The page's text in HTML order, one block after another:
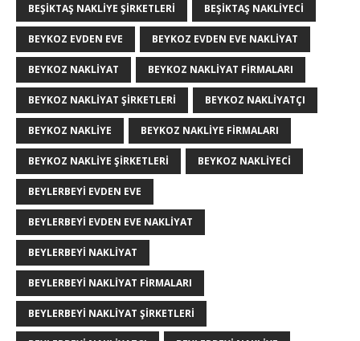
BEŞIKTAŞ NAKLIYE ŞIRKETLERI BEŞIKTAŞ NAKLIYECI
BEYKOZ EVDEN EVE BEYKOZ EVDEN EVE NAKLIYAT
BEYKOZ NAKLIYAT BEYKOZ NAKLIYAT FIRMALARI
BEYKOZ NAKLIYAT ŞIRKETLERI BEYKOZ NAKLIYATÇI
BEYKOZ NAKLIYE BEYKOZ NAKLIYE FIRMALARI
BEYKOZ NAKLIYE ŞIRKETLERI BEYKOZ NAKLIYECI
BEYLERBEYI EVDEN EVE
BEYLERBEYI EVDEN EVE NAKLIYAT
BEYLERBEYI NAKLIYAT
BEYLERBEYI NAKLIYAT FIRMALARI
BEYLERBEYI NAKLIYAT ŞIRKETLERI